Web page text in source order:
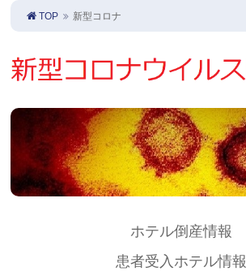
TOP 新型コロナ
ホテル倒産情報
患者受入ホテル情報